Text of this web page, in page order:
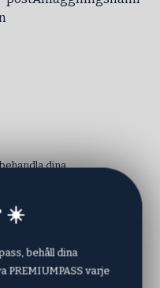
dina
du är kund. Om du är
använder vår webb, vilka
för att tillhandahålla dig
behandling av
☀️
behåll dina
PREMIUMPASS varje